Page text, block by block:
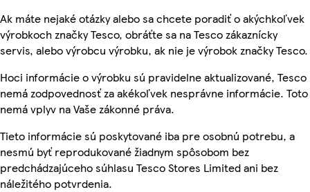
Ak máte nejaké otázky alebo sa chcete poradiť o akýchkoľvek
výrobkoch značky Tesco, obráťte sa na Tesco zákaznícky
servis, alebo výrobcu výrobku, ak nie je výrobok značky Tesco.
Hoci informácie o výrobku sú pravidelne aktualizované, Tesco
nemá zodpovednosť za akékoľvek nesprávne informácie. Toto
nemá vplyv na Vaše zákonné práva.
Tieto informácie sú poskytované iba pre osobnú potrebu, a
nesmú byť reprodukované žiadnym spôsobom bez
predchádzajúceho súhlasu Tesco Stores Limited ani bez
náležitého potvrdenia.